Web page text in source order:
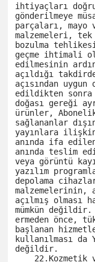
ihtiyaçları
gönderilmeye
parçaları,
malzemeleri,
bozulma
geçme ihtimali
edilmesinin
açıldığı
açısından
edildikten sonra
doğası gereği
ürünler, Abonelik
sağlananlar
yayınlara
anında ifa
anında teslim
veya görüntü
yazılım
depolama
malzemelerinin,
açılmış olması
mümkün değildir.
ermeden önce,
başlanan
kullanılması da
değildir.